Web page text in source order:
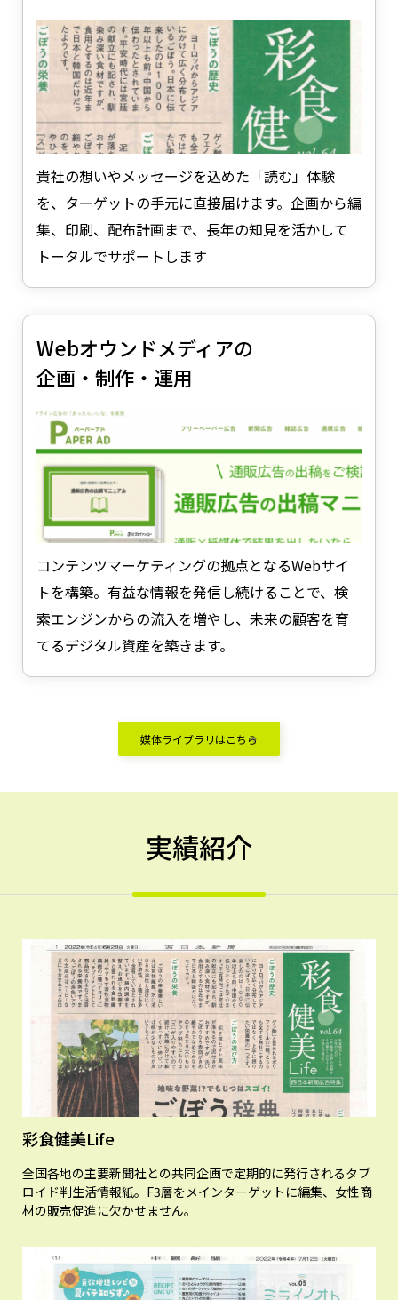
貴社の想いやメッセージを込めた「読む」体験
を、ターゲットの手元に直接届けます。企画から編
集、印刷、配布計画まで、長年の知見を活かして
トータルでサポートします
Webオウンドメディアの
企画・制作・運用
コンテンツマーケティングの拠点となるWebサイ
トを構築。有益な情報を発信し続けることで、検
索エンジンからの流入を増やし、未来の顧客を育
てるデジタル資産を築きます。
媒体ライブラリはこちら
実績紹介
彩食健美Life
全国各地の主要新聞社との共同企画で定期的に発行されるタブ
ロイド判生活情報紙。F3層をメインターゲットに編集、女性商
材の販売促進に欠かせません。